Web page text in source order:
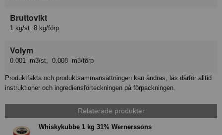
Bruttovikt
1 kg/st 8 kg/förp
Volym
0.001 m3/st, 0.008 m3/förp
Produktfakta och produktsammansättningen kan ändras, läs därför alltid
instruktioner och ingrediensförteckningen på förpackningen.
Relaterade produkter
Whiskykubbe 1 kg 31% Wernerssons